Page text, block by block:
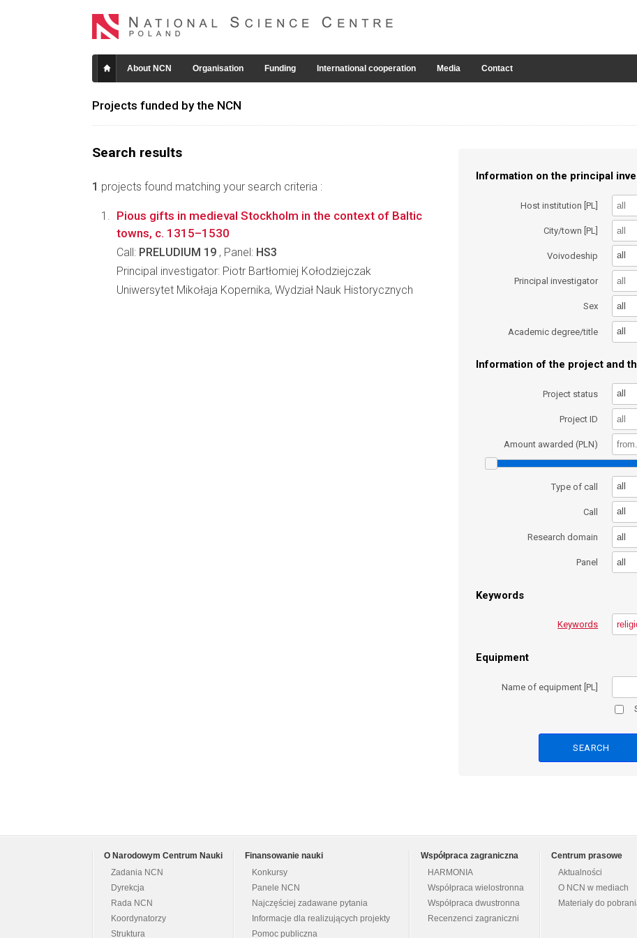
About NCN Organisation Funding International cooperation Media Contact
Projects funded by the NCN
Search results
1 projects found matching your search criteria :
Information on the principal
Host institution [PL]
City/town [PL]
Voivodeship all
Principal investigator
Sex all
Academic degree/title all
Information of the project and
Project status all
Project ID
Amount awarded (PLN)
Type of call all
Call all
Research domain all
Panel all
Keywords
Keywords
Equipment
Name of equipment [PL]
Pious gifts in medieval Stockholm in the context of Baltic
towns, c. 1315–1530
Call: PRELUDIUM 19 , Panel: HS3
Principal investigator: Piotr Bartłomiej Kołodziejczak
Uniwersytet Mikołaja Kopernika, Wydział Nauk Historycznych
O Narodowym Centrum Nauki
Zadania NCN
Dyrekcja
Rada NCN
Koordynatorzy
Struktura
Finansowanie nauki
Konkursy
Panele NCN
Najczęściej zadawane pytania
Informacje dla realizujących projekty
Pomoc publiczna
Współpraca zagraniczna
HARMONIA
Współpraca wielostronna
Współpraca dwustronna
Recenzenci zagraniczni
Centrum prasowe
Aktualności
O NCN w mediach
Materiały do